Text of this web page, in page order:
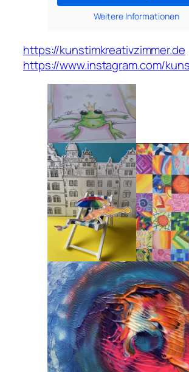
Weitere Informationen
https://kunstimkreativzimmer.de
https://www.instagram.com/